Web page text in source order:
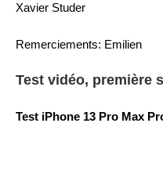
Xavier Studer
Remerciements: Emilien
Test vidéo, première
Test iPhone 13 Pro Max